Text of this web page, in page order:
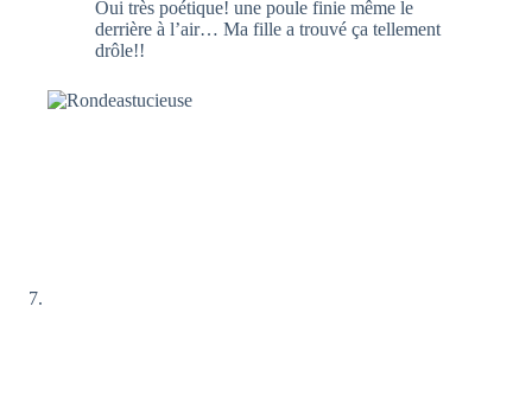
Oui très poétique! une poule finie même le
derrière à l’air… Ma fille a trouvé ça tellement
drôle!!